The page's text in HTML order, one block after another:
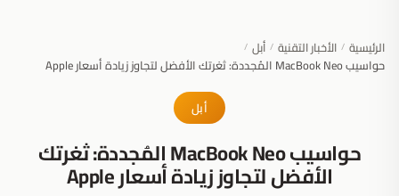
الرئيسية / الأخبار التقنية / أبل /
حواسيب MacBook Neo المُجددة: ثغرتك الأفضل لتجاوز زيادة أسعار Apple
أبل
حواسيب MacBook Neo المُجددة: ثغرتك
الأفضل لتجاوز زيادة أسعار Apple